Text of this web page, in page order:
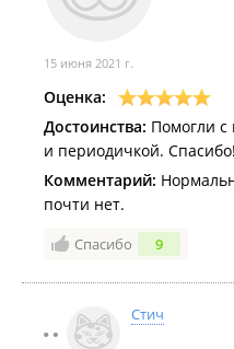
15 июня 2021 г.
Оценка:
Достоинства: Помогли с
и периодичкой. Спасибо!
Комментарий:
почти нет.
Спасибо 9
Стич